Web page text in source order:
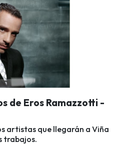
de Eros Ramazzotti -
artistas que llegarán a Viña
trabajos.